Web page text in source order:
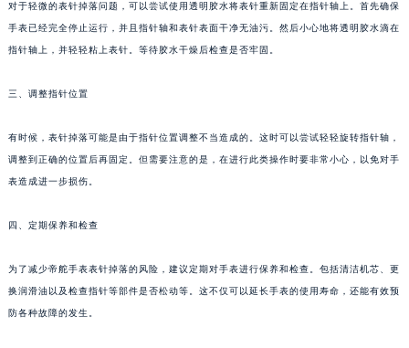
对于轻微的表针掉落问题，可以尝试使用透明胶水将表针重新固定在指针轴上。首先确保
手表已经完全停止运行，并且指针轴和表针表面干净无油污。然后小心地将透明胶水滴在
指针轴上，并轻轻粘上表针。等待胶水干燥后检查是否牢固。
三、调整指针位置
有时候，表针掉落可能是由于指针位置调整不当造成的。这时可以尝试轻轻旋转指针轴，
调整到正确的位置后再固定。但需要注意的是，在进行此类操作时要非常小心，以免对手
表造成进一步损伤。
四、定期保养和检查
为了减少帝舵手表表针掉落的风险，建议定期对手表进行保养和检查。包括清洁机芯、更
换润滑油以及检查指针等部件是否松动等。这不仅可以延长手表的使用寿命，还能有效预
防各种故障的发生。